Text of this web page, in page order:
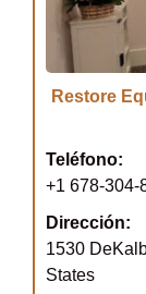
Restore
Teléfono:
+1 678-304-
Dirección:
1530
States